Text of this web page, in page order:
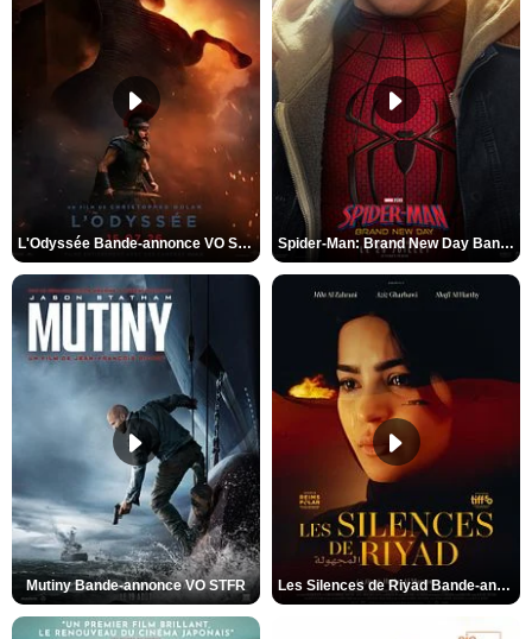
L'Odyssée Bande-annonce VO STFR Spider-Man: Brand New Day Bande-annonce VO STFR
Mutiny Bande-annonce VO STFR Les Silences de Riyad Bande-annonce VO STFR